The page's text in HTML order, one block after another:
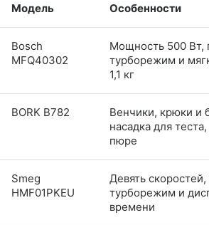
Модель Особенности
Bosch
MFQ40302
Мощность 500 Вт,
турборежим и
1,1 кг
BORK B782
Венчики, крюки и
насадка для
пюре
Smeg
HMF01PKEU
Девять
турборежим и
времени